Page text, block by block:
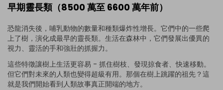
早期靈長類（8500 萬至 6600 萬年前）
恐龍消失後，哺乳動物的數量和種類爆炸性增長。它們中的一些爬
上了樹，演化成最早的靈長類。生活在森林中，它們發展出優異的
視力、靈活的手和強壯的抓握力。
這些特徵讓樹上生活更容易 - 抓住樹枝、發現掠食者、快速移動。
但它們對未來的人類也變得超級有用。那個在樹上跳躍的祖先？這
就是我們開始看到人類故事真正開端的地方。